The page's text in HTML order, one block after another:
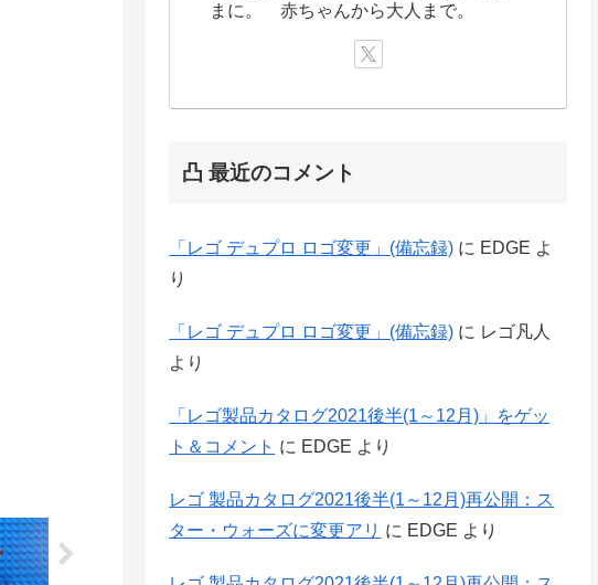
まに。 赤ちゃんから大人まで。
凸 最近のコメント
「レゴ デュプロ ロゴ変更」(備忘録) に EDGE よ
り
「レゴ デュプロ ロゴ変更」(備忘録) に レゴ凡人
より
「レゴ製品カタログ2021後半(1～12月)」をゲッ
ト＆コメント に EDGE より
レゴ 製品カタログ2021後半(1～12月)再公開：ス
ター・ウォーズに変更アリ に EDGE より